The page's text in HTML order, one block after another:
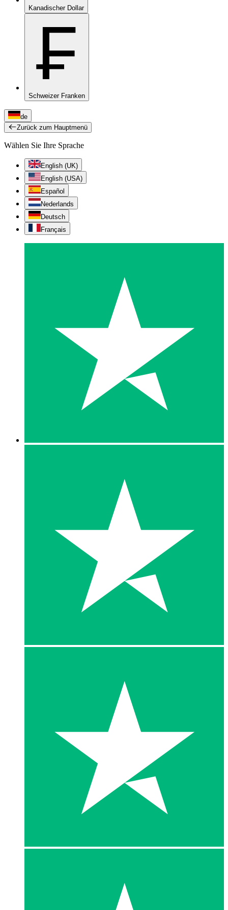
Kanadischer Dollar
₣
Schweizer Franken
de
Zurück zum Hauptmenü
Wählen Sie Ihre Sprache
English (UK)
English (USA)
Español
Nederlands
Deutsch
Français